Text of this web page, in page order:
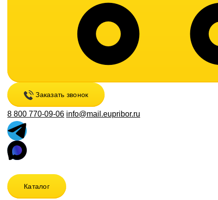
Заказать звонок
8 800 770-09-06 info@mail.eupribor.ru
Каталог